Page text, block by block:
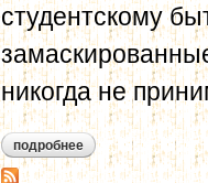
студентскому
никогда не
подробнее о общий обзор